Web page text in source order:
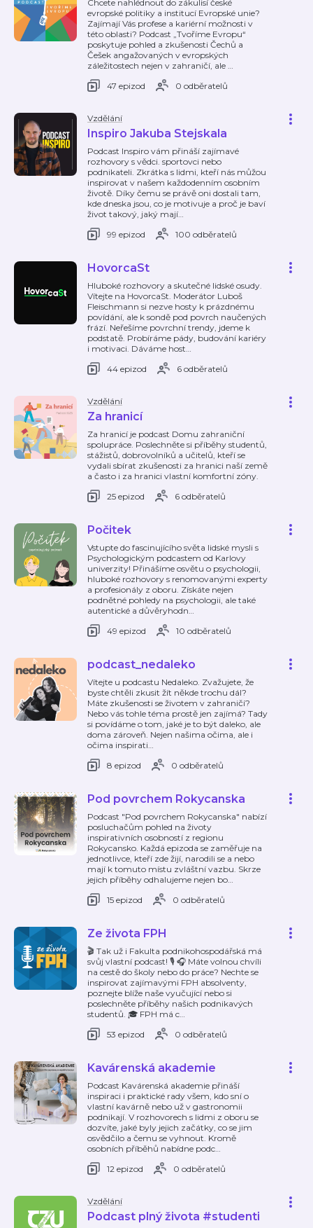
Chcete nahlédnout do zákulisí české
evropské politiky a institucí Evropské unie?
Zajímají Vás profese a kariérní možnosti v
této oblasti? Podcast „Tvoříme Evropu“
poskytuje pohled a zkušenosti Čechů a
Češek angažovaných v evropských
záležitostech nejen v zahraničí, ale …
47 epizod
0 odběratelů
Vzdělání
Inspiro Jakuba Stejskala
Podcast Inspiro vám přináší zajímavé
rozhovory s vědci. sportovci nebo
podnikateli. Zkrátka s lidmi, kteří nás můžou
inspirovat v našem každodenním osobním
životě. Díky čemu se právě oni dostali tam,
kde dneska jsou, co je motivuje a proč je baví
život takový, jaký mají…
99 epizod
100 odběratelů
HovorcaSt
Hluboké rozhovory a skutečné lidské osudy.
Vítejte na HovorcaSt. Moderátor Luboš
Fleischmann si nezve hosty k prázdnému
povídání, ale k sondě pod povrch naučených
frází. Neřešíme povrchní trendy, jdeme k
podstatě. Probíráme pády, budování kariéry
i motivaci. Dáváme host…
44 epizod
6 odběratelů
Vzdělání
Za hranicí
Za hranicí je podcast Domu zahraniční
spolupráce. Poslechněte si příběhy studentů,
stážistů, dobrovolníků a učitelů, kteří se
vydali sbírat zkušenosti za hranici naší země
a často i za hranici vlastní komfortní zóny.
25 epizod
6 odběratelů
Počitek
Vstupte do fascinujícího světa lidské mysli s
Psychologickým podcastem od Karlovy
univerzity! Přinášíme osvětu o psychologii,
hluboké rozhovory s renomovanými experty
a profesionály z oboru. Získáte nejen
podnětné pohledy na psychologii, ale také
autentické a důvěryhodn…
49 epizod
10 odběratelů
podcast_nedaleko
Vítejte u podcastu Nedaleko. Zvažujete, že
byste chtěli zkusit žít někde trochu dál?
Máte zkušenosti se životem v zahraničí?
Nebo vás tohle téma prostě jen zajímá? Tady
si povídáme o tom, jaké je to být daleko, ale
doma zároveň. Nejen našima očima, ale i
očima inspirati…
8 epizod
0 odběratelů
Pod povrchem Rokycanska
Podcast "Pod povrchem Rokycanska" nabízí
posluchačům pohled na životy
inspirativních osobností z regionu
Rokycansko. Každá epizoda se zaměřuje na
jednotlivce, kteří zde žijí, narodili se a nebo
mají k tomuto místu zvláštní vazbu. Skrze
jejich příběhy odhalujeme nejen bo…
15 epizod
0 odběratelů
Ze života FPH
🎬 Tak už i Fakulta podnikohospodářská má
svůj vlastní podcast! 🎙 🎧 Máte volnou chvíli
na cestě do školy nebo do práce? Nechte se
inspirovat zajímavými FPH absolventy,
poznejte blíže naše vyučující nebo si
poslechněte příběhy našich podnikavých
studentů. 🎓 FPH má c…
53 epizod
0 odběratelů
Kavárenská akademie
Podcast Kavárenská akademie přináší
inspiraci i praktické rady všem, kdo sní o
vlastní kavárně nebo už v gastronomii
podnikají. V rozhovorech s lidmi z oboru se
dozvíte, jaké byly jejich začátky, co se jim
osvědčilo a čemu se vyhnout. Kromě
osobních příběhů nabídne podc…
12 epizod
0 odběratelů
Vzdělání
Podcast plný života #studenti